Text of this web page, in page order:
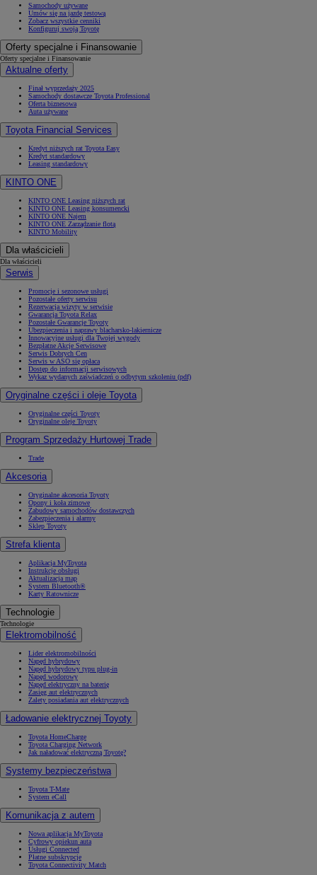
Samochody używane
Umów się na jazdę testową
Zobacz wszystkie cenniki
Konfiguruj swoją Toyotę
Oferty specjalne i Finansowanie
Oferty specjalne i Finansowanie
Aktualne oferty
Finał wyprzedaży 2025
Samochody dostawcze Toyota Professional
Oferta biznesowa
Auta używane
Toyota Financial Services
Kredyt niższych rat Toyota Easy
Kredyt standardowy
Leasing standardowy
KINTO ONE
KINTO ONE Leasing niższych rat
KINTO ONE Leasing konsumencki
KINTO ONE Najem
KINTO ONE Zarządzanie flotą
KINTO Mobility
Dla właścicieli
Dla właścicieli
Serwis
Promocje i sezonowe usługi
Pozostałe oferty serwisu
Rezerwacja wizyty w serwisie
Gwarancja Toyota Relax
Pozostałe Gwarancje Toyoty
Ubezpieczenia i naprawy blacharsko-lakiernicze
Innowacyjne usługi dla Twojej wygody
Bezpłatne Akcje Serwisowe
Serwis Dobrych Cen
Serwis w ASO się opłaca
Dostęp do informacji serwisowych
Wykaz wydanych zaświadczeń o odbytym szkoleniu (pdf)
Oryginalne części i oleje Toyota
Oryginalne części Toyoty
Oryginalne oleje Toyoty
Program Sprzedaży Hurtowej Trade
Trade
Akcesoria
Oryginalne akcesoria Toyoty
Opony i koła zimowe
Zabudowy samochodów dostawczych
Zabezpieczenia i alarmy
Sklep Toyoty
Strefa klienta
Aplikacja MyToyota
Instrukcje obsługi
Aktualizacja map
System Bluetooth®
Karty Ratownicze
Technologie
Technologie
Elektromobilność
Lider elektromobilności
Napęd hybrydowy
Napęd hybrydowy typu plug-in
Napęd wodorowy
Napęd elektryczny na baterię
Zasięg aut elektrycznych
Zalety posiadania aut elektrycznych
Ładowanie elektrycznej Toyoty
Toyota HomeCharge
Toyota Charging Network
Jak naładować elektryczną Toyotę?
Systemy bezpieczeństwa
Toyota T-Mate
System eCall
Komunikacja z autem
Nowa aplikacja MyToyota
Cyfrowy opiekun auta
Usługi Connected
Płatne subskrypcje
Toyota Connectivity Match